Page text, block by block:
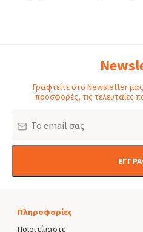
Γραφτείτε στο Newsletter μας
προσφορές, τις τελευταίες
Πληροφορίες
Ποιοι είμαστε